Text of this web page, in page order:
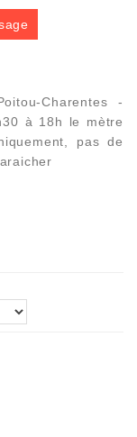
Charentes -
à 18h le mètre
pas de